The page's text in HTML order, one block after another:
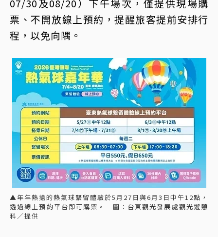
07/30及08/20）下午場次，僅提供現場購
票、不開放線上預約，提醒旅客提前安排行
程，以免向隅。
▲年年熱搶的熱氣球繫留體驗於5月27日與6月3日中午12點，
透過線上預約平台即可購票。 圖：台東觀光發展處觀光遊憩
科／提供